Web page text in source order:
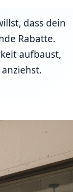
dass dein
Rabatte.
aufbaust,